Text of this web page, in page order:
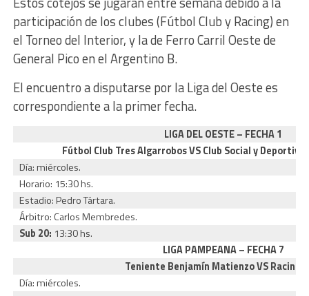
participación de los clubes (Fútbol Club y Racing) en
el Torneo del Interior, y la de Ferro Carril Oeste de
General Pico en el Argentino B.
El encuentro a disputarse por la Liga del Oeste es
correspondiente a la primer fecha.
LIGA DEL OESTE – FECHA 1
Fútbol Club Tres Algarrobos VS Club Social y Deportivo
Día: miércoles.
Horario: 15:30 hs.
Estadio: Pedro Tártara.
Árbitro: Carlos Membredes.
Sub 20: 13:30 hs.
LIGA PAMPEANA – FECHA 7
Teniente Benjamín Matienzo VS Racing
Día: miércoles.